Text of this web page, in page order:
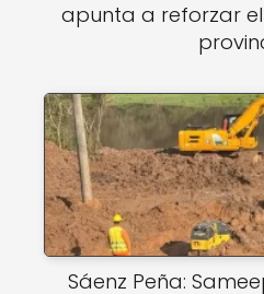
apunta a reforzar
Sáenz Peña: